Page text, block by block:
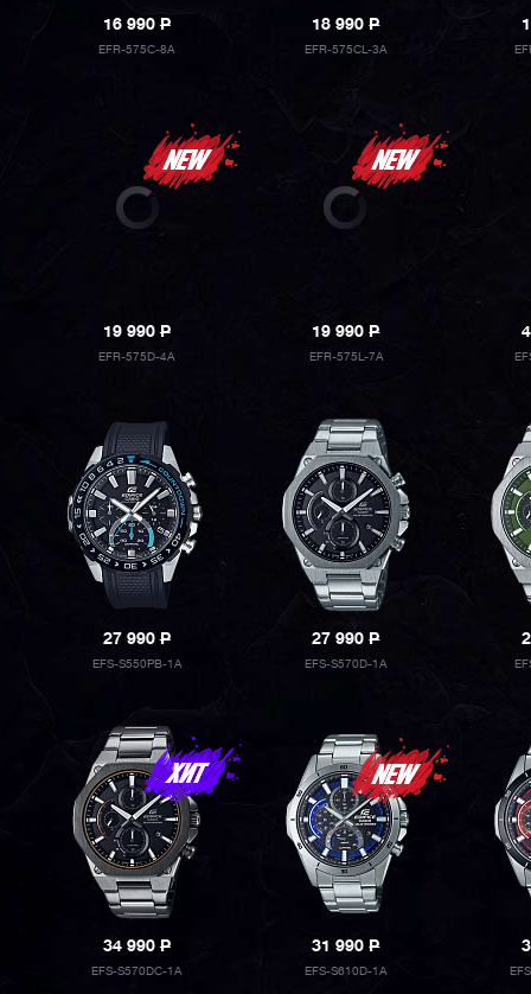
16 990P
EFR-575C-8A
18 990P
EFR-575CL-3A
19 990P
EFR-575D-4A
19 990P
EFR-575L-7A
27 990P
EFS-S550PB-1A
27 990P
EFS-S570D-1A
34 990P
EFS-S570DC-1A
31 990P
EFS-S610D-1A